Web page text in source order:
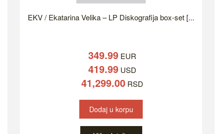
EKV / Ekatarina Velika – LP Diskografija box-set [...
349.99 EUR
419.99 USD
41,299.00 RSD
Dodaj u korpu